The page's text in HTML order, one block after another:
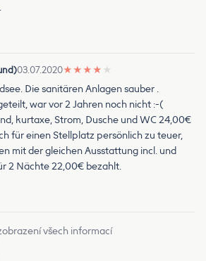
03.07.2020★ ★ ★ ★ ★
Die sanitären Anlagen sauber .
war vor 2 Jahren noch nicht :-(
kurtaxe, Strom, Dusche und WC 24,00€
für einen Stellplatz persönlich zu teuer,
mit der gleichen Ausstattung incl. und
2 Nächte 22,00€ bezahlt.
všech informací